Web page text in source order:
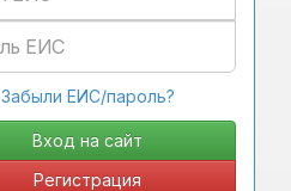
Забыли ЕИС/пароль?
Регистрация